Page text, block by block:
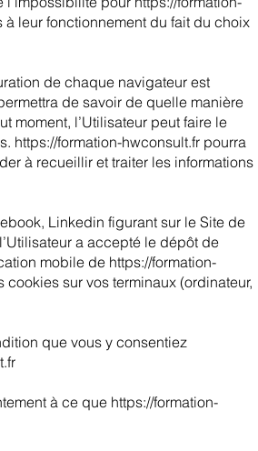
leur fonctionnement du fait du choix
de chaque navigateur est
de savoir de quelle manière
moment, l’Utilisateur peut faire le
https://formation-hwconsult.fr pourra
à recueillir et traiter les informations
Linkedin figurant sur le Site de
a accepté le dépôt de
mobile de https://formation-
sur vos terminaux (ordinateur,
que vous y consentiez
à ce que https://formation-